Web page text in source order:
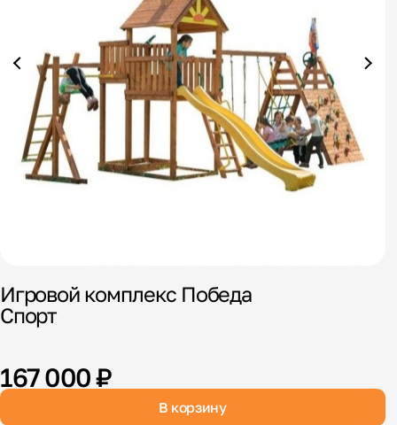
Игровой комплекс Победа
Спорт
167 000 ₽
В корзину